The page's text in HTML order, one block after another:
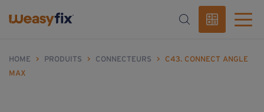
HOME > PRODUITS > CONNECTEURS >
C43. CONNECT ANGLE
MAX